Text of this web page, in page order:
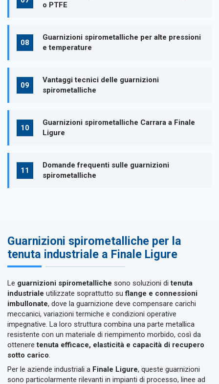
o PTFE
Guarnizioni spirometalliche per alte pressioni
e temperature
Vantaggi tecnici delle guarnizioni
spirometalliche
Guarnizioni spirometalliche Carrara a Finale
Ligure
Domande frequenti sulle guarnizioni
spirometalliche
Guarnizioni spirometalliche per la
tenuta industriale a Finale Ligure
Le guarnizioni spirometalliche sono soluzioni ditenuta
industriale utilizzate soprattutto suflange e connessioni
imbullonate, dove la guarnizione deve compensare carichi
meccanici, variazioni termiche e condizioni operative
impegnative. La loro struttura combina una parte metallica
resistente con un materiale di riempimento morbido, così da
otteneretenuta efficace, elasticità e capacità di recupero
sotto carico.
Per le aziende industriali a Finale Ligure, queste guarnizioni
sono particolarmente rilevanti in impianti di processo, linee ad